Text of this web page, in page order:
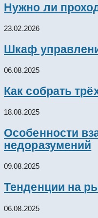
Нужно ли
23.02.2026
Шкаф
06.08.2025
Как собрать
18.08.2025
Особенности
недоразумений
09.08.2025
Тенденции на
06.08.2025